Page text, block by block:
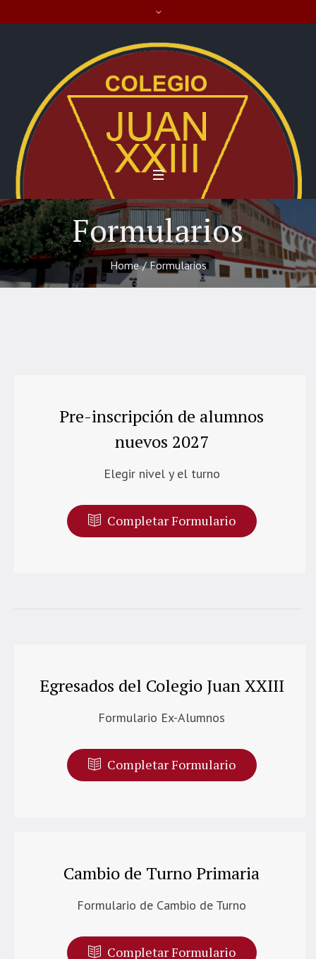
Formularios
Home /Formularios
Pre-inscripción de alumnos
nuevos 2027
Elegir nivel y el turno
Completar Formulario
Egresados del Colegio Juan XXIII
Formulario Ex-Alumnos
Completar Formulario
Cambio de Turno Primaria
Formulario de Cambio de Turno
Completar Formulario